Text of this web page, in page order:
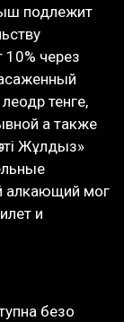
подлежит
10% через
тенге,
а также
Жұлдыз»
алкающий мог
и
безо